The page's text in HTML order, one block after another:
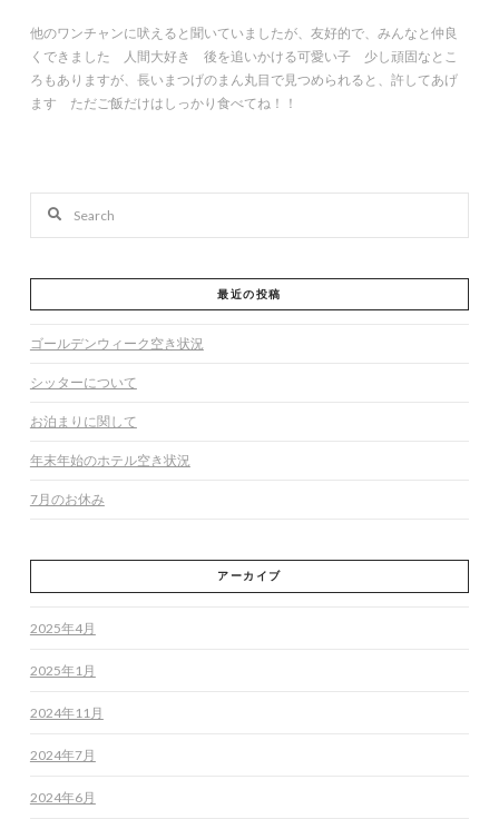
他のワンチャンに吠えると聞いていましたが、友好的で、みんなと仲良
くできました 人間大好き 後を追いかける可愛い子 少し頑固なとこ
ろもありますが、長いまつげのまん丸目で見つめられると、許してあげ
ます ただご飯だけはしっかり食べてね！！
最近の投稿
ゴールデンウィーク空き状況
シッターについて
お泊まりに関して
年末年始のホテル空き状況
7月のお休み
アーカイブ
2025年4月
2025年1月
2024年11月
2024年7月
2024年6月